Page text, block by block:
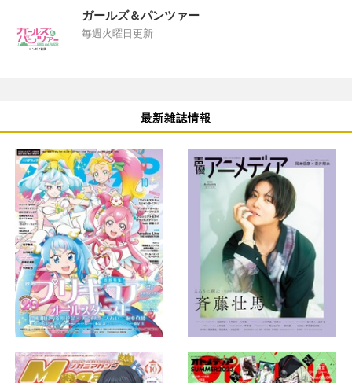
ガールズ＆パンツァー
毎週火曜日更新
最新雑誌情報